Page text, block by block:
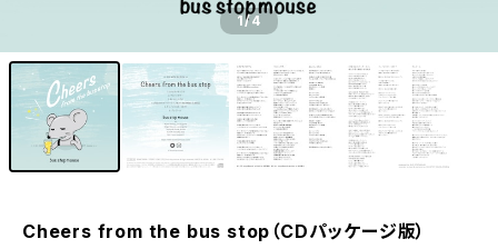
1/4
Cheers from the bus stop（CDパッケージ版）